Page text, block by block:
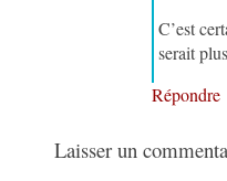
C’est
serait
Répondre
Laisser un